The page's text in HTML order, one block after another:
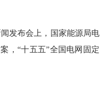
发布会上，国家能源局电
，“十五五”全国电网固定